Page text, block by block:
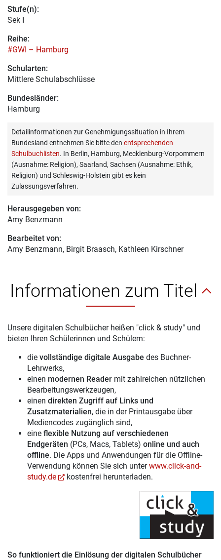
Stufe(n):
Sek I
Reihe:
#GWI – Hamburg
Schularten:
Mittlere Schulabschlüsse
Bundesländer:
Hamburg
Detailinformationen zur Genehmigungssituation in Ihrem
Bundesland entnehmen Sie bitte den entsprechenden
Schulbuchlisten. In Berlin, Hamburg, Mecklenburg-Vorpommern
(Ausnahme: Religion), Saarland, Sachsen (Ausnahme: Ethik,
Religion) und Schleswig-Holstein gibt es kein
Zulassungsverfahren.
Herausgegeben von:
Amy Benzmann
Bearbeitet von:
Amy Benzmann, Birgit Braasch, Kathleen Kirschner
Informationen zum Titel
Unsere digitalen Schulbücher heißen "click & study" und
bieten Ihren Schülerinnen und Schülern:
die vollständige digitale Ausgabe des Buchner-
Lehrwerks,
einen modernen Reader mit zahlreichen nützlichen
Bearbeitungswerkzeugen,
einen direkten Zugriff auf Links und
Zusatzmaterialien, die in der Printausgabe über
Mediencodes zugänglich sind,
eine flexible Nutzung auf verschiedenen
Endgeräten (PCs, Macs, Tablets) online und auch
offline. Die Apps und Anwendungen für die Offline-
Verwendung können Sie sich unterwww.click-and-
study.de
kostenfrei herunterladen.
So funktioniert die Einlösung der digitalen Schulbücher